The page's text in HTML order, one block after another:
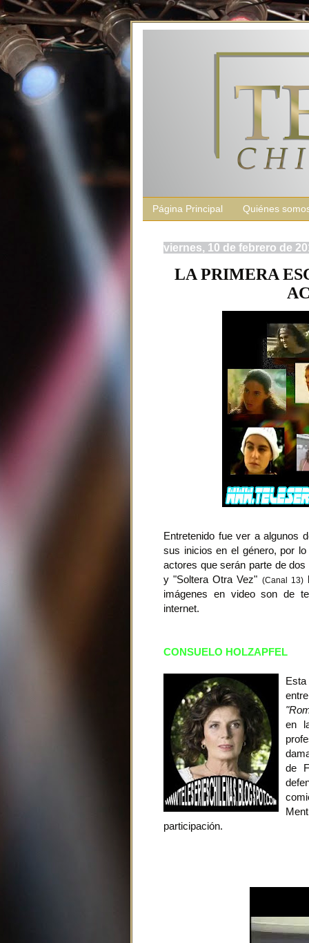
Página Principal Quiénes
viernes, 10 de febrero de
LA PRIMERA
Entretenido fue ver a algunos
sus inicios en el género, por
actores que serán parte de
y "Soltera Otra Vez" (Canal 13)
imágenes en video son de
internet.
CONSUELO HOLZAPFEL
en
de
participación.